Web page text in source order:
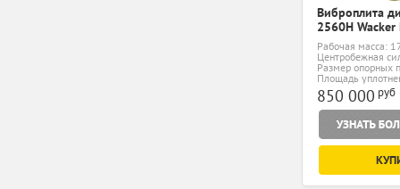
Виброплита
2560H Wacker
Рабочая масса:
Центробежная
Размер опорных
мм
Площадь
850 000 руб